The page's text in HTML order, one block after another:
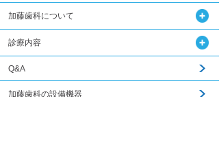
加藤歯科について
診療内容
Q&A
加藤歯科の設備機器